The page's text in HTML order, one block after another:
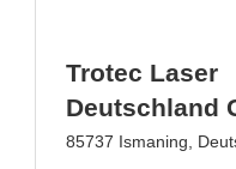
Trotec Laser
Deutschland
85737 Ismaning,